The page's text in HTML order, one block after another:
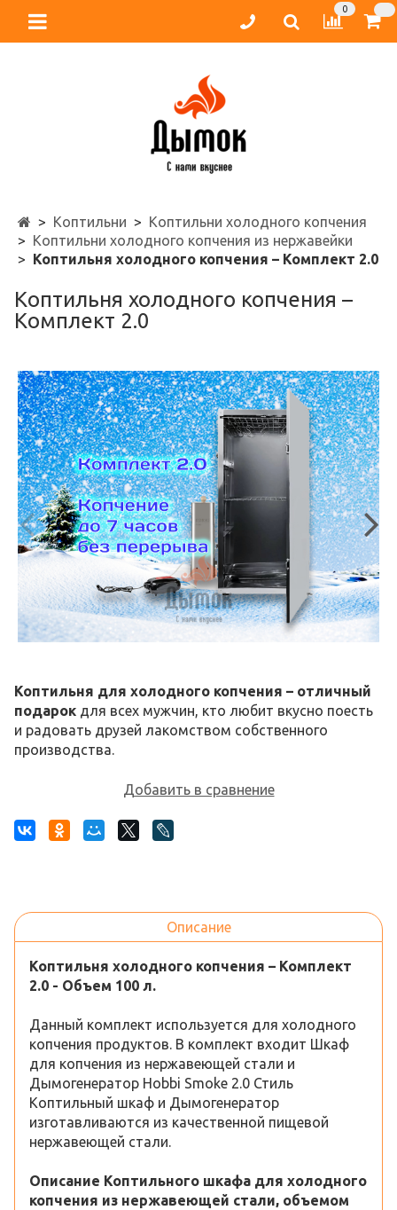
0
Коптильни
Коптильни холодного копчения
Коптильни холодного копчения из нержавейки
Коптильня холодного копчения – Комплект 2.0
Коптильня холодного копчения –
Комплект 2.0
Коптильня для холодного копчения – отличный
подарок для всех мужчин, кто любит вкусно поесть
и радовать друзей лакомством собственного
производства.
Добавить в сравнение
Описание
Коптильня холодного копчения – Комплект
2.0 - Объем 100 л.
Данный комплект используется для холодного
копчения продуктов. В комплект входит Шкаф
для копчения из нержавеющей стали и
Дымогенератор Hobbi Smoke 2.0 Стиль
Коптильный шкаф и Дымогенератор
изготавливаются из качественной пищевой
нержавеющей стали.
Описание Коптильного шкафа для холодного
копчения из нержавеющей стали, объемом